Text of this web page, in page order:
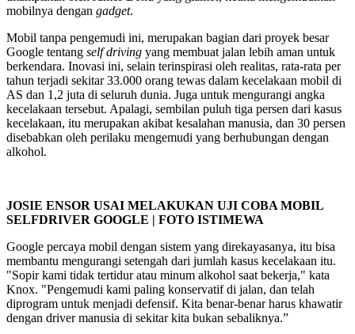
mobilnya dengan gadget.
Mobil tanpa pengemudi ini, merupakan bagian dari proyek besar
Google tentang self driving yang membuat jalan lebih aman untuk
berkendara. Inovasi ini, selain terinspirasi oleh realitas, rata-rata per
tahun terjadi sekitar 33.000 orang tewas dalam kecelakaan mobil di
AS dan 1,2 juta di seluruh dunia. Juga untuk mengurangi angka
kecelakaan tersebut. Apalagi, sembilan puluh tiga persen dari kasus
kecelakaan, itu merupakan akibat kesalahan manusia, dan 30 persen
disebabkan oleh perilaku mengemudi yang berhubungan dengan
alkohol.
JOSIE ENSOR USAI MELAKUKAN UJI COBA MOBIL
SELFDRIVER GOOGLE | FOTO ISTIMEWA
Google percaya mobil dengan sistem yang direkayasanya, itu bisa
membantu mengurangi setengah dari jumlah kasus kecelakaan itu.
"Sopir kami tidak tertidur atau minum alkohol saat bekerja," kata
Knox. "Pengemudi kami paling konservatif di jalan, dan telah
diprogram untuk menjadi defensif. Kita benar-benar harus khawatir
dengan driver manusia di sekitar kita bukan sebaliknya.”